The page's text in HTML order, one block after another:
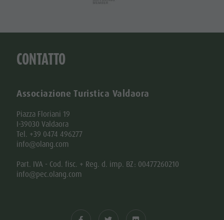
CONTATTO
Associazione Turistica Valdaora
Piazza Floriani 19
I-39030 Valdaora
Tel. +39 0474 496277
info@olang.com
Part. IVA - Cod. fisc. + Reg. d. imp. BZ: 00477260210
info@pec.olang.com